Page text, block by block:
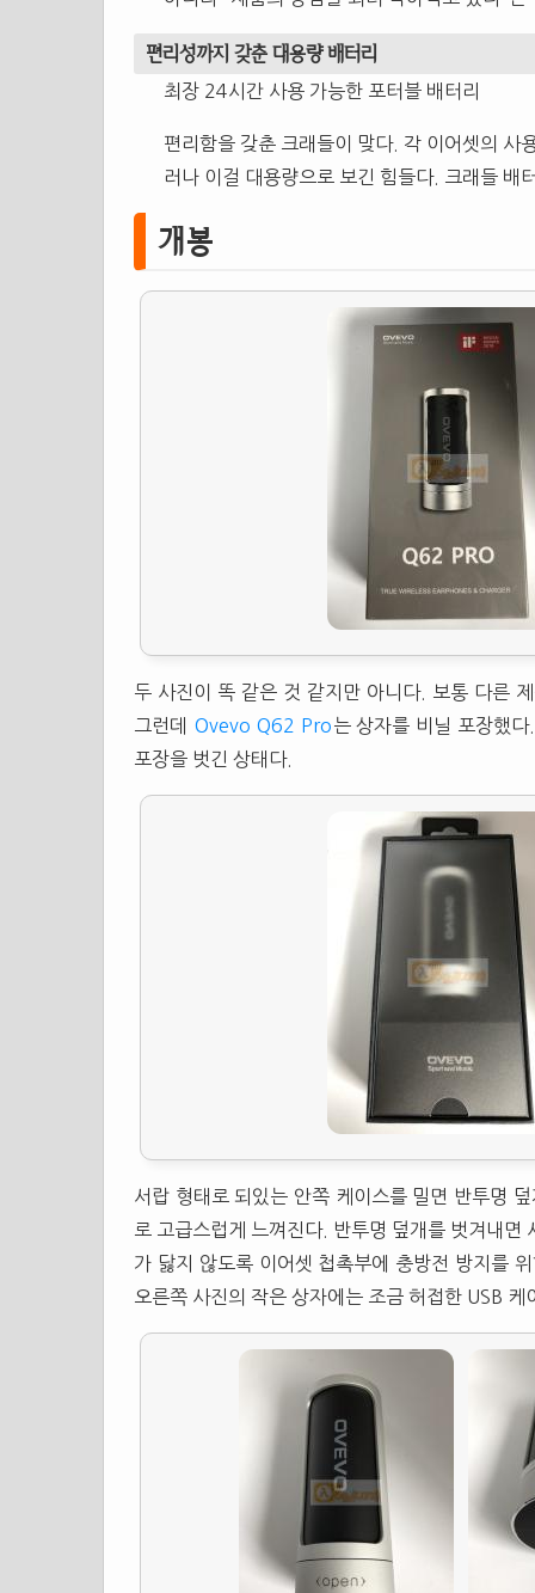
편리성까지 갖춘 대용량 배터리
최장 24시간 사용 가능한 포터블 배터리
편리함을 갖춘 크래들이 맞다. 각 이어셋의 사
러나 이걸 대용량으로 보긴 힘들다. 크래들 배
개봉
두 사진이 똑 같은 것 같지만 아니다. 보통 다른
그런데 Ovevo Q62 Pro는 상자를 비닐 포장했
포장을 벗긴 상태다.
서랍 형태로 되있는 안쪽 케이스를 밀면 반투명
로 고급스럽게 느껴진다. 반투명 덮개를 벗겨내면
가 닳지 않도록 이어셋 첩촉부에 충방전 방지를
오른쪽 사진의 작은 상자에는 조금 허접한 USB